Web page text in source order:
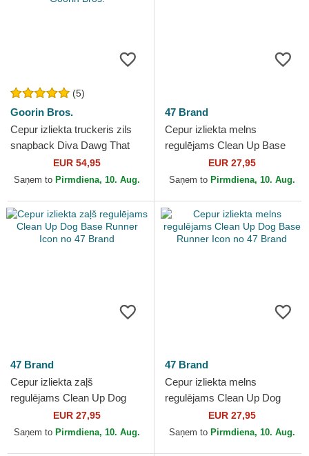
(5)
Goorin Bros.
Cepur izliekta truckeris zils
snapback Diva Dawg That
Dawg In Me The Farm no
Goorin Bros.
EUR 54,95
Saņem to Pirmdiena, 10. Aug.
47 Brand
Cepur izliekta melns
regulējams Clean Up Base
Runner Icon Dog no 47 Brand
EUR 27,95
Saņem to Pirmdiena, 10. Aug.
47 Brand
Cepur izliekta zaļš
regulējams Clean Up Dog
Base Runner Icon no 47
Brand
EUR 27,95
Saņem to Pirmdiena, 10. Aug.
47 Brand
Cepur izliekta melns
regulējams Clean Up Dog
Base Runner Icon no 47
Brand
EUR 27,95
Saņem to Pirmdiena, 10. Aug.